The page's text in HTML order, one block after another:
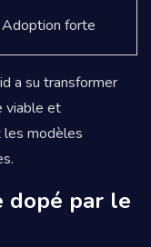
Adoption forte
a su transformer
viable et
les modèles
dopé par le